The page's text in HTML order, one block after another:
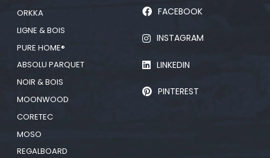
ORKKA
LIGNE & BOIS
PURE HOME®
ABSOLU PARQUET
NOIR & BOIS
MOONWOOD
CORETEC
MOSO
REGALBOARD
FACEBOOK
INSTAGRAM
LINKEDIN
PINTEREST